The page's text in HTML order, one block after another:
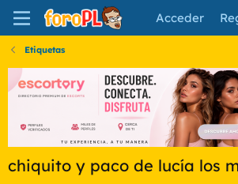
Acceder
Etiquetas
chiquito y paco de lucía los